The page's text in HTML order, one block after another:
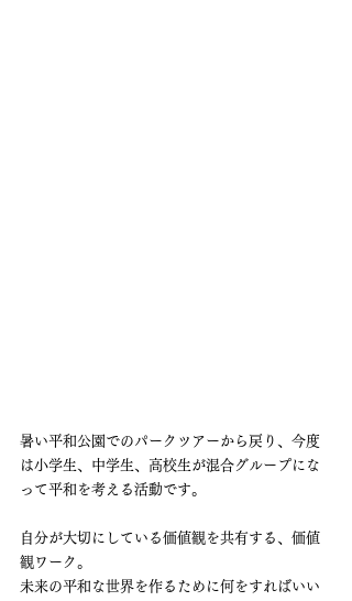
暑い平和公園でのパークツアーから戻り、今度
は小学生、中学生、高校生が混合グループにな
って平和を考える活動です。
自分が大切にしている価値観を共有する、価値
観ワーク。
未来の平和な世界を作るために何をすればいい